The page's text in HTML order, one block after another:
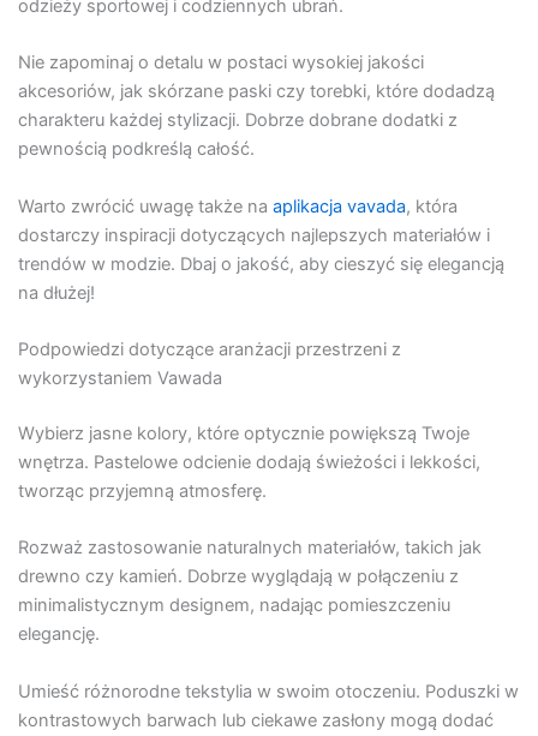
odzieży sportowej i codziennych ubrań.
Nie zapominaj o detalu w postaci wysokiej jakości
akcesoriów, jak skórzane paski czy torebki, które dodadzą
charakteru każdej stylizacji. Dobrze dobrane dodatki z
pewnością podkreślą całość.
Warto zwrócić uwagę także na aplikacja vavada, która
dostarczy inspiracji dotyczących najlepszych materiałów i
trendów w modzie. Dbaj o jakość, aby cieszyć się elegancją
na dłużej!
Podpowiedzi dotyczące aranżacji przestrzeni z
wykorzystaniem Vawada
Wybierz jasne kolory, które optycznie powiększą Twoje
wnętrza. Pastelowe odcienie dodają świeżości i lekkości,
tworząc przyjemną atmosferę.
Rozważ zastosowanie naturalnych materiałów, takich jak
drewno czy kamień. Dobrze wyglądają w połączeniu z
minimalistycznym designem, nadając pomieszczeniu
elegancję.
Umieść różnorodne tekstylia w swoim otoczeniu. Poduszki w
kontrastowych barwach lub ciekawe zasłony mogą dodać